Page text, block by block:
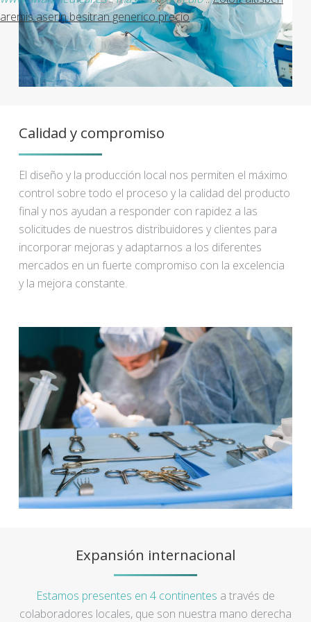
aremis aserin besitran generico precio
Calidad y compromiso
El diseño y la producción local nos permiten el máximo
control sobre todo el proceso y la calidad del producto
final y nos ayudan a responder con rapidez a las
solicitudes de nuestros distribuidores y clientes para
incorporar mejoras y adaptarnos a los diferentes
mercados en un fuerte compromiso con la excelencia
y la mejora constante.
Expansión internacional
Estamos presentes en 4 continentes a través de
colaboradores locales, que son nuestra mano derecha